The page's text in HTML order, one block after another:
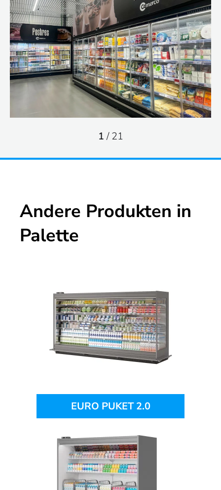
1/21
Andere Produkten in
Palette
EURO PUKET 2.0